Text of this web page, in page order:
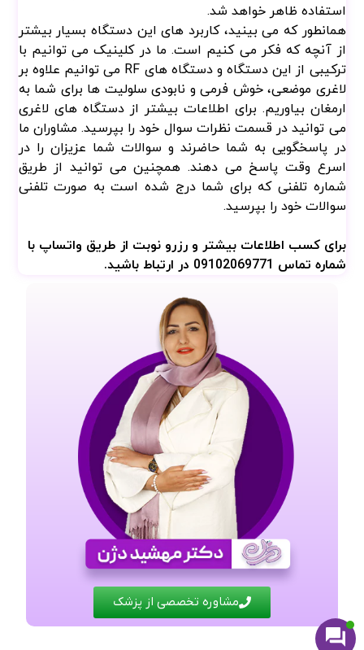
لاغری موضعی، خوش فرمی و نابودی سلولیت ها برای شما به
ارمغان بیاوریم. برای اطلاعات بیشتر از دستگاه های لاغری
می توانید در قسمت نظرات سوال خود را بپرسید. مشاوران ما
در پاسخگویی به شما حاضرند و سوالات شما عزیزان را در
اسرع وقت پاسخ می دهند. همچنین می توانید از طریق
شماره تلفنی که برای شما درج شده است به صورت تلفنی
سوالات خود را بپرسید.
برای کسب اطلاعات بیشتر و رزرو نوبت از طریق واتساپ با
شماره تماس 09102069771 در ارتباط باشید.
مشاوره تخصصی از پزشک